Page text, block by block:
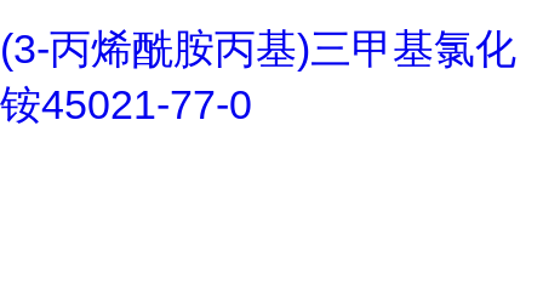
(3-丙烯酰胺丙基)三甲基氯化
铵45021-77-0